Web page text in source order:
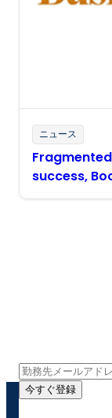
ニュース
success,
今すぐ登録